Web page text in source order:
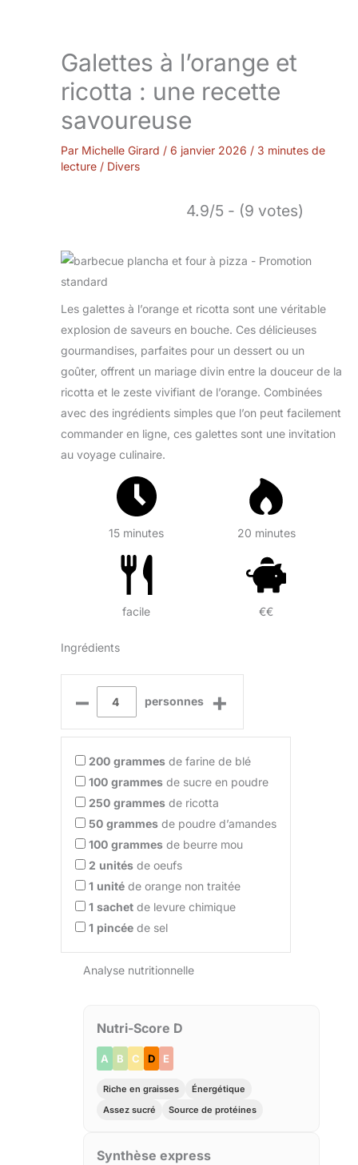
Galettes à l’orange et
ricotta : une recette
savoureuse
Par Michelle Girard / 6 janvier 2026 / 3 minutes de
lecture / Divers
4.9/5 - (9 votes)
Les galettes à l’orange et ricotta sont une véritable
explosion de saveurs en bouche. Ces délicieuses
gourmandises, parfaites pour un dessert ou un
goûter, offrent un mariage divin entre la douceur de la
ricotta et le zeste vivifiant de l’orange. Combinées
avec des ingrédients simples que l’on peut facilement
commander en ligne, ces galettes sont une invitation
au voyage culinaire.
15 minutes 20 minutes
facile €€
Ingrédients
– personnes +
200 grammes de farine de blé
100 grammes de sucre en poudre
250 grammes de ricotta
50 grammes de poudre d’amandes
100 grammes de beurre mou
2 unités de oeufs
1 unité de orange non traitée
1 sachet de levure chimique
1 pincée de sel
Analyse nutritionnelle
Nutri-Score D
A B C D E
Riche en graisses
Énergétique
Assez sucré
Source de protéines
Synthèse express